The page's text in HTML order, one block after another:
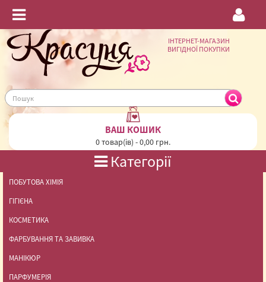
ІНТЕРНЕТ-МАГАЗИН
ВИГІДНОЇ ПОКУПКИ
ВАШ КОШИК
0 товар(ів) - 0,00 грн.
Категорії
ПОБУТОВА ХІМІЯ
ГІГІЄНА
КОСМЕТИКА
ФАРБУВАННЯ ТА ЗАВИВКА
МАНІКЮР
ПАРФУМЕРІЯ